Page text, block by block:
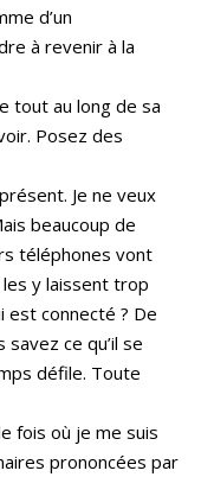
d’un
à revenir à la
tout au long de sa
Posez des
Je ne veux
beaucoup de
téléphones vont
les y laissent trop
est connecté ? De
ce qu’il se
défile. Toute
fois où je me suis
prononcées par